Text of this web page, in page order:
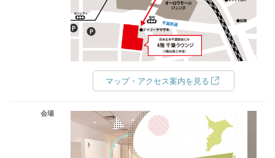
マップ・アクセス案内を見る
会場